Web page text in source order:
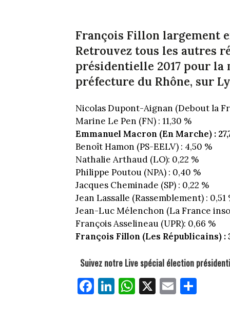
François Fillon largement
Retrouvez tous les autres
présidentielle 2017 pour la
préfecture du Rhône, sur
Nicolas Dupont-Aignan (Debout la
Marine Le Pen (FN) : 11,30 %
Emmanuel Macron (En Marche) :
Benoît Hamon (PS-EELV) : 4,50 %
Nathalie Arthaud (LO): 0,22 %
Philippe Poutou (NPA) : 0,40 %
Jacques Cheminade (SP) : 0,22 %
Jean Lassalle (Rassemblement) : 0,51
Jean-Luc Mélenchon (La France
François Asselineau (UPR): 0,66 %
François Fillon (Les Républicains) :
Suivez notre Live spécial élection
Fa
ce
Li
nk
W
ha
X E
m